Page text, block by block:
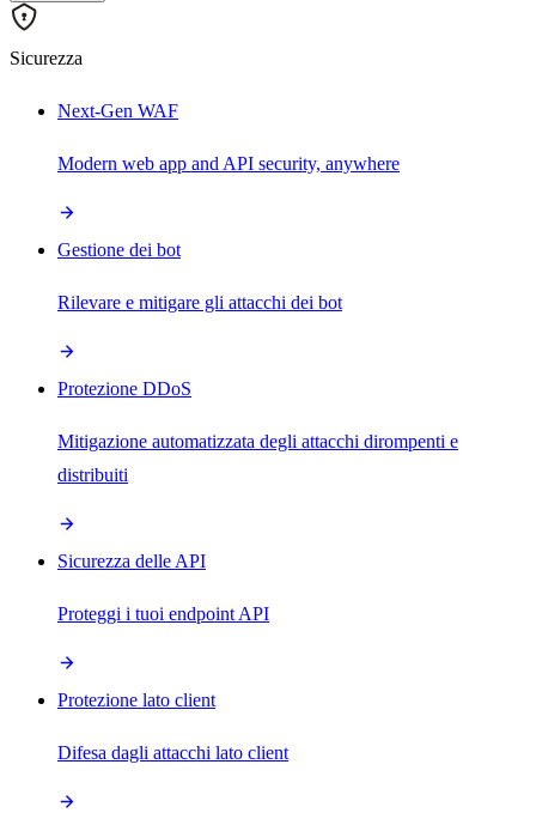
Sicurezza
Next-Gen WAF
Modern web app and API security, anywhere
Gestione dei bot
Rilevare e mitigare gli attacchi dei bot
Protezione DDoS
Mitigazione automatizzata degli attacchi dirompenti e
distribuiti
Sicurezza delle API
Proteggi i tuoi endpoint API
Protezione lato client
Difesa dagli attacchi lato client